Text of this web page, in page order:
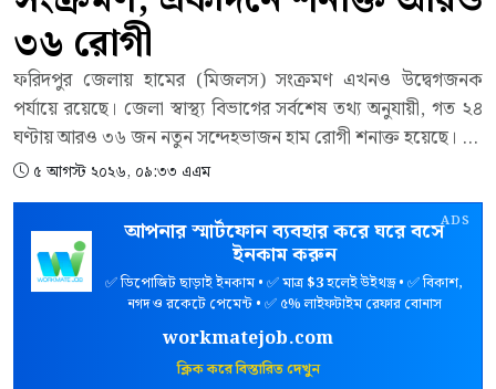
৩৬ রোগী
ফরিদপুর জেলায় হামের (মিজলস) সংক্রমণ এখনও উদ্বেগজনক
পর্যায়ে রয়েছে। জেলা স্বাস্থ্য বিভাগের সর্বশেষ তথ্য অনুযায়ী, গত ২৪
ঘণ্টায় আরও ৩৬ জন নতুন সন্দেহভাজন হাম রোগী শনাক্ত হয়েছে। এর
ফলে চলতি বছরের ১ জানুয়ারি থেকে ৫ আগস্ট সকাল ৮টা পর্যন্ত
জেলায় মোট সন্দেহভাজন হাম রোগীর সংখ্যা বেড়ে দাঁড়িয়েছে ৪
হাজার ২৫৬ জনে।জেলা স্বাস্থ্য বিভাগের প্রকাশিত প্রতিবেদনে বলা
হয়েছে, গত ২৪ ঘণ্টায় নতুন কোনো মৃত্যুর ঘটনা ঘটেনি। তবে বছরের
শুরু থেকে এ পর্যন্ত হামে আক্রান্ত হয়ে মোট ২১ জনের মৃত্যুর তথ্য
নথিভুক্ত হয়েছে।প্রতিবেদন অনুযায়ী, গত একদিনে ফরিদপুর মেডিকেল
কলেজ হাসপাতালে ২৭ জন এবং ফরিদপুর জেনারেল হাসপাতালে ৯
জন নতুন রোগী ভর্তি হয়েছেন। এ সময় জেলার কোনো উপজেলা
৫ আগস্ট ২০২৬, ০৯:৩৩ এএম
ADS
আপনার স্মার্টফোন ব্যবহার করে ঘরে বসে
ইনকাম করুন
✅ ডিপোজিট ছাড়াই ইনকাম • ✅ মাত্র$3হলেই উইথড্র • ✅ বিকাশ,
নগদ ও রকেটে পেমেন্ট • ✅ ৫% লাইফটাইম রেফার বোনাস
workmatejob.com
ক্লিক করে বিস্তারিত দেখুন